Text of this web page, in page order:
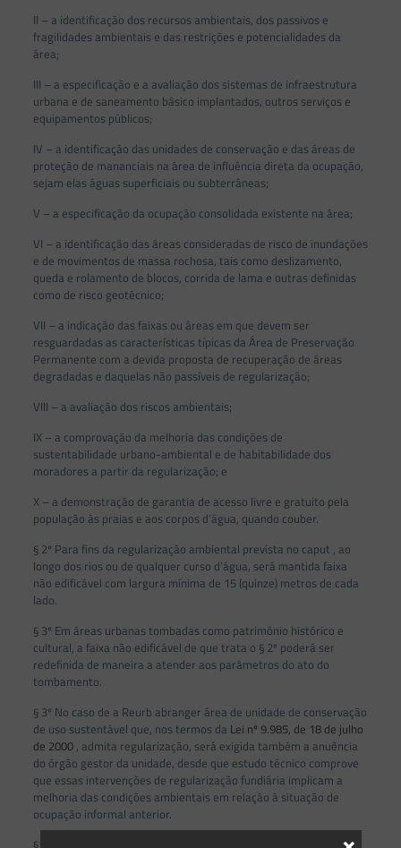
II – a identificação dos recursos ambientais, dos passivos e
fragilidades ambientais e das restrições e potencialidades da
área;
III – a especificação e a avaliação dos sistemas de infraestrutura
urbana e de saneamento básico implantados, outros serviços e
equipamentos públicos;
IV – a identificação das unidades de conservação e das áreas de
proteção de mananciais na área de influência direta da ocupação,
sejam elas águas superficiais ou subterrâneas;
V – a especificação da ocupação consolidada existente na área;
VI – a identificação das áreas consideradas de risco de inundações
e de movimentos de massa rochosa, tais como deslizamento,
queda e rolamento de blocos, corrida de lama e outras definidas
como de risco geotécnico;
VII – a indicação das faixas ou áreas em que devem ser
resguardadas as características típicas da Área de Preservação
Permanente com a devida proposta de recuperação de áreas
degradadas e daquelas não passíveis de regularização;
VIII – a avaliação dos riscos ambientais;
IX – a comprovação da melhoria das condições de
sustentabilidade urbano-ambiental e de habitabilidade dos
moradores a partir da regularização; e
X – a demonstração de garantia de acesso livre e gratuito pela
população às praias e aos corpos d’água, quando couber.
§ 2º Para fins da regularização ambiental prevista no caput , ao
longo dos rios ou de qualquer curso d’água, será mantida faixa
não edificável com largura mínima de 15 (quinze) metros de cada
lado.
§ 3º Em áreas urbanas tombadas como patrimônio histórico e
cultural, a faixa não edificável de que trata o § 2º poderá ser
redefinida de maneira a atender aos parâmetros do ato do
tombamento.
§ 3º No caso de a Reurb abranger área de unidade de conservação
de uso sustentável que, nos termos da Lei nº 9.985, de 18 de julho
de 2000 , admita regularização, será exigida também a anuência
do órgão gestor da unidade, desde que estudo técnico comprove
que essas intervenções de regularização fundiária implicam a
melhoria das condições ambientais em relação à situação de
ocupação informal anterior.